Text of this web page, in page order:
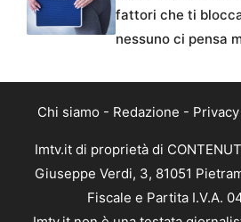
fattori che ti
nessuno ci pensa
Chi siamo - Redazione -
Imtv.it di proprietà di
Giuseppe Verdi, 3, 81051
Fiscale e Partita I.V.A.